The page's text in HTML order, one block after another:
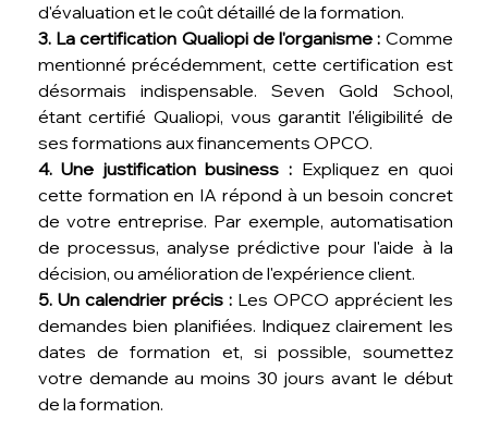
d'évaluation et le coût détaillé de la formation.
3. La certification Qualiopi de l'organisme : Comme
mentionné précédemment, cette certification est
désormais indispensable. Seven Gold School,
étant certifié Qualiopi, vous garantit l'éligibilité de
ses formations aux financements OPCO.
4. Une justification business : Expliquez en quoi
cette formation en IA répond à un besoin concret
de votre entreprise. Par exemple, automatisation
de processus, analyse prédictive pour l'aide à la
décision, ou amélioration de l'expérience client.
5. Un calendrier précis : Les OPCO apprécient les
demandes bien planifiées. Indiquez clairement les
dates de formation et, si possible, soumettez
votre demande au moins 30 jours avant le début
de la formation.